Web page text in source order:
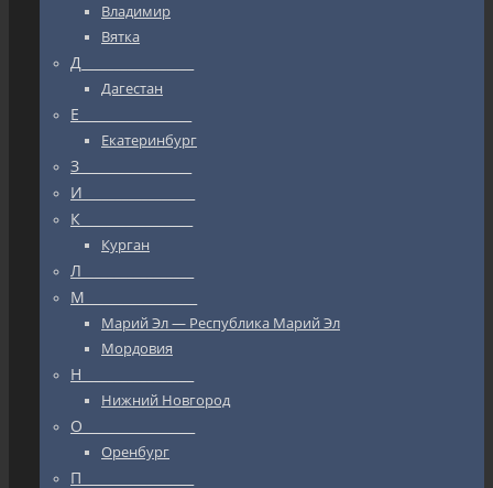
Владимир
Вятка
Д_________________
Дагестан
Е_________________
Екатеринбург
З_________________
И_________________
К_________________
Курган
Л_________________
М_________________
Марий Эл — Республика Марий Эл
Мордовия
Н_________________
Нижний Новгород
О_________________
Оренбург
П_________________